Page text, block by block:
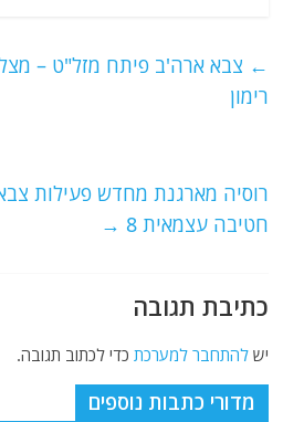
s
g
l
er
e
k
← צבא ארה'ב פיתח מזל"ט –
רימון
רוסיה מארגנת מחדש פעילות
חטיבה עצמאית 8
→
כתיבת תגובה
ישלהתחבר למערכת כדי לכתוב תגובה.
מדורי כתבות נוספים